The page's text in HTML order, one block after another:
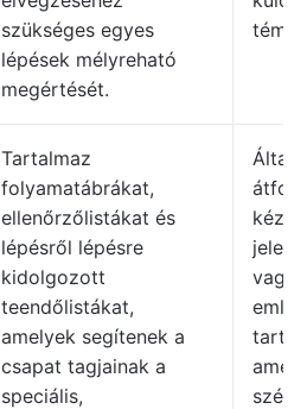
szükséges egyes
lépések mélyreható
megértését.
Tartalmaz
folyamatábrákat,
ellenőrzőlistákat és
lépésről lépésre
kidolgozott
teendőlistákat,
amelyek segítenek a
csapat tagjainak a
speciális,
vagy